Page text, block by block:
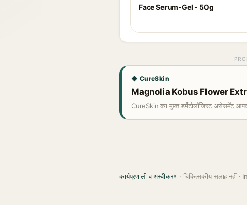
Face Serum-Gel - 50g
◆ CureSkin
Magnolia Kobus Flower
CureSkin का मुफ़्त डर्मेटोलॉजिस्ट असेसमेंट
कार्यप्रणाली व अस्वीकरण· चिकित्सकीय सलाह नहीं